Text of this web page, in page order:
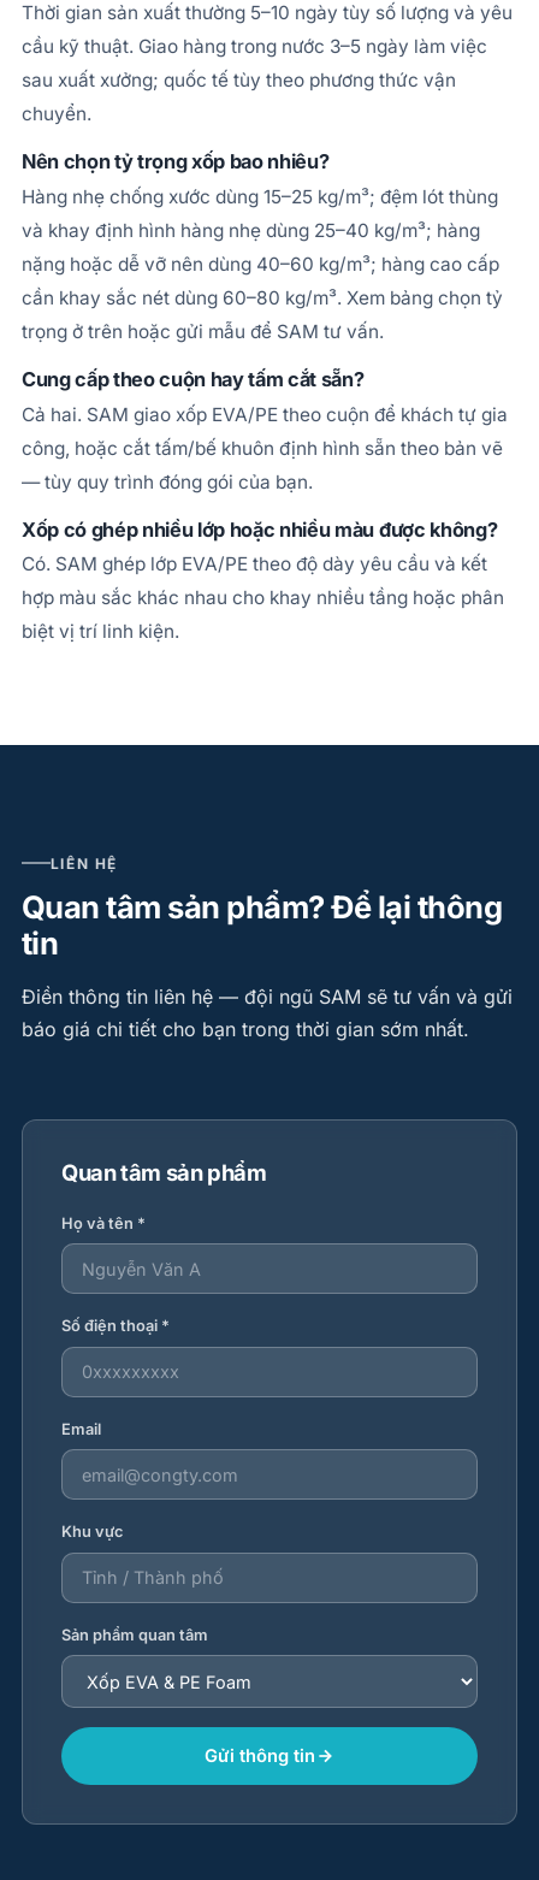
Thời gian sản xuất thường 5–10 ngày tùy số lượng và yêu
cầu kỹ thuật. Giao hàng trong nước 3–5 ngày làm việc
sau xuất xưởng; quốc tế tùy theo phương thức vận
chuyển.
Nên chọn tỷ trọng xốp bao nhiêu?
Hàng nhẹ chống xước dùng 15–25 kg/m³; đệm lót thùng
và khay định hình hàng nhẹ dùng 25–40 kg/m³; hàng
nặng hoặc dễ vỡ nên dùng 40–60 kg/m³; hàng cao cấp
cần khay sắc nét dùng 60–80 kg/m³. Xem bảng chọn tỷ
trọng ở trên hoặc gửi mẫu để SAM tư vấn.
Cung cấp theo cuộn hay tấm cắt sẵn?
Cả hai. SAM giao xốp EVA/PE theo cuộn để khách tự gia
công, hoặc cắt tấm/bế khuôn định hình sẵn theo bản vẽ
— tùy quy trình đóng gói của bạn.
Xốp có ghép nhiều lớp hoặc nhiều màu được không?
Có. SAM ghép lớp EVA/PE theo độ dày yêu cầu và kết
hợp màu sắc khác nhau cho khay nhiều tầng hoặc phân
biệt vị trí linh kiện.
LIÊN HỆ
Quan tâm sản phẩm? Để lại thông
tin
Điền thông tin liên hệ — đội ngũ SAM sẽ tư vấn và gửi
báo giá chi tiết cho bạn trong thời gian sớm nhất.
Quan tâm sản phẩm
Họ và tên *
Số điện thoại *
Email
Khu vực
Sản phẩm quan tâm
Gửi thông tin